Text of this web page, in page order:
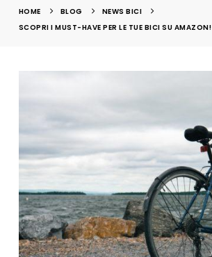
HOME BLOG
NEWS BICI
SCOPRI I MUST-HAVE PER LE TUE BICI SU AMAZON!